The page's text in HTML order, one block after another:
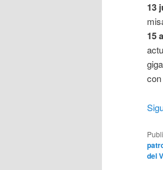
13
15
del